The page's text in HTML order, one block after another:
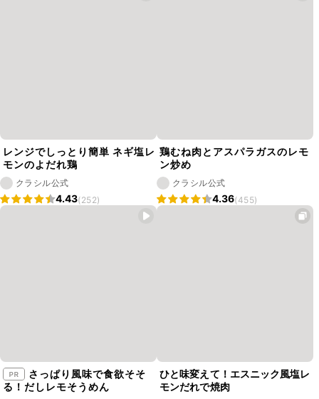
レンジでしっとり簡単 ネギ塩レ
モンのよだれ鶏
クラシル公式
4.43(252)
鶏むね肉とアスパラガスのレモ
ン炒め
クラシル公式
4.36(455)
る！だしレモそうめん
ひと味変えて！エスニック風塩レ
モンだれで焼肉